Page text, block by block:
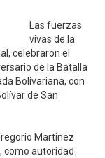
Las fuerzas
vivas de la
celebraron el
de la Batalla
Bolivariana, con
de San
Martinez
como autoridad